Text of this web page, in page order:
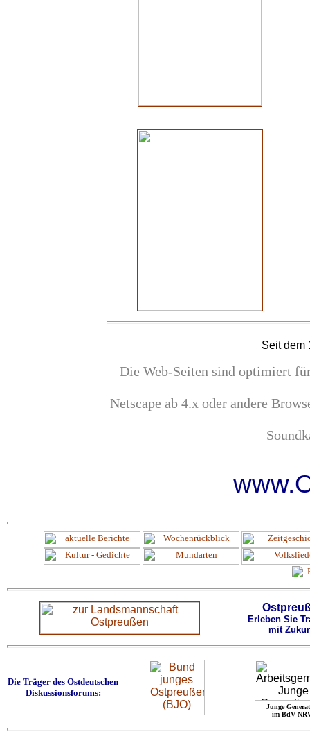
Seit dem
Die Web-Seiten sind optimiert
Netscape ab 4.x oder andere
Erleben Sie
mit
Die Träger des Ostdeutschen
Diskussionsforums:
Junge
im BdV